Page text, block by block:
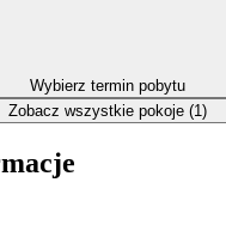
Wybierz termin pobytu
Zobacz wszystkie pokoje (1)